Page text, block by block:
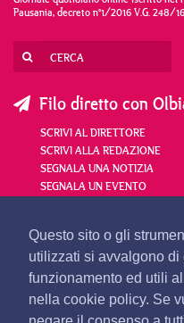
Questo sito o gli
utilizzati si avvalgono di
funzionamento ed utili
nella cookie policy. Se
Pausania, decreto n°1/2016 V.G. 248/
Filo diretto con
SCRIVI AL DIRETTORE
SCRIVI ALLA REDAZIONE
SEGNALA UNA NOTIZIA
SEGNALA UN EVENTO